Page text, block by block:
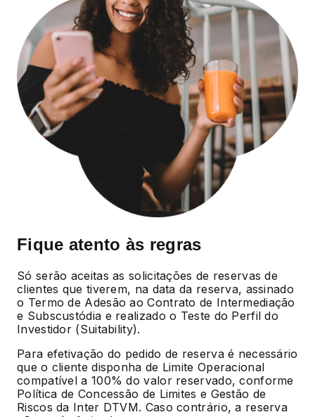
Fique atento às regras
Só serão aceitas as solicitações de reservas de
clientes que tiverem, na data da reserva, assinado
o Termo de Adesão ao Contrato de Intermediação
e Subscustódia e realizado o Teste do Perfil do
Investidor (Suitability).
Para efetivação do pedido de reserva é necessário
que o cliente disponha de Limite Operacional
compatível a 100% do valor reservado, conforme
Política de Concessão de Limites e Gestão de
Riscos da Inter DTVM. Caso contrário, a reserva